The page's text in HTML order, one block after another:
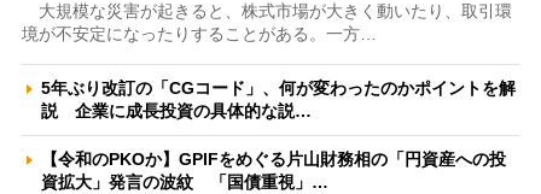
大規模な災害が起きると、株式市場が大きく動いたり、取引環
境が不安定になったりすることがある。一方…
5年ぶり改訂の「CGコード」、何が変わったのかポイントを解
説 企業に成長投資の具体的な説…
【令和のPKOか】GPIFをめぐる片山財務相の「円資産への投
資拡大」発言の波紋 「国債重視」…